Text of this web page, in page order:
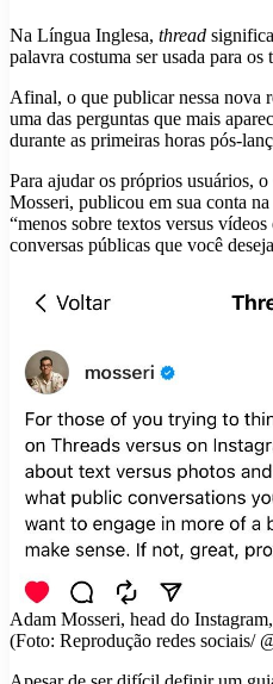
Na Língua Inglesa, thread
palavra costuma ser usada para
Afinal, o que publicar nessa nova
uma das perguntas que mais
durante as primeiras horas pós-
Para ajudar os próprios usuários,
Mosseri, publicou em sua conta
“menos sobre textos versus
conversas públicas que você
Adam Mosseri, head do
(Foto: Reprodução redes sociais/